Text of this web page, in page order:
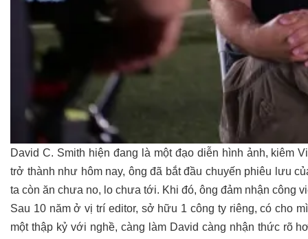
David C. Smith hiện đang là một đạo diễn hình ảnh, kiêm
trở thành như hôm nay, ông đã bắt đầu chuyến phiêu lưu
ta còn ăn chưa no, lo chưa tới. Khi đó, ông đảm nhận công
Sau 10 năm ở vị trí editor, sở hữu 1 công ty riêng, có cho
một thập kỷ với nghề, càng làm David càng nhận thức rõ